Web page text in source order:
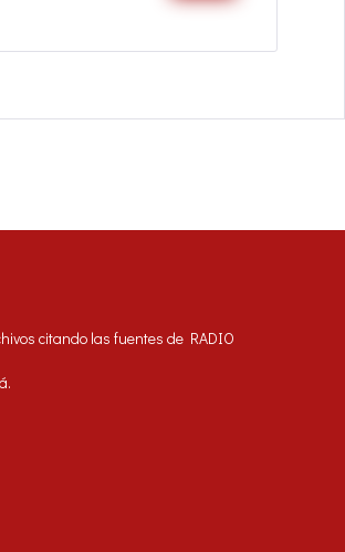
citando las fuentes de RADIO